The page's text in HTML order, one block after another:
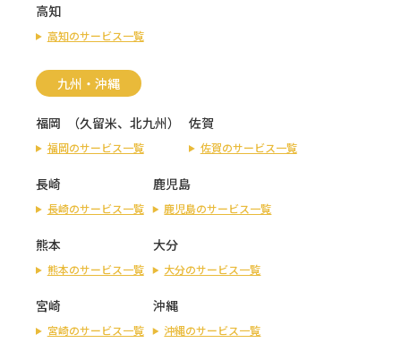
高知
高知のサービス一覧
九州・沖縄
福岡 （久留米、 北九州）
福岡のサービス一覧
佐賀
佐賀のサービス一覧
長崎
長崎のサービス一覧
鹿児島
鹿児島のサービス一覧
熊本
熊本のサービス一覧
大分
大分のサービス一覧
宮崎
宮崎のサービス一覧
沖縄
沖縄のサービス一覧